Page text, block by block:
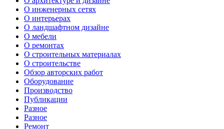
О инженерных сетях
О интерьерах
О ландшафтном дизайне
О мебели
О ремонтах
О строительных материалах
О строительстве
Обзор авторских работ
Оборудование
Производство
Публикации
Разное
Разное
Ремонт